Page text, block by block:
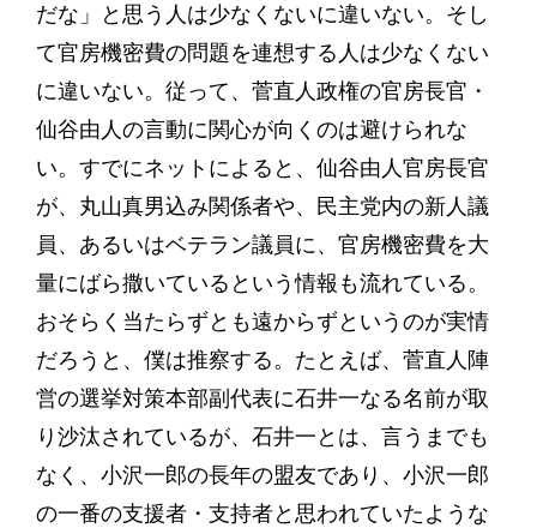
だな」と思う人は少なくないに違いない。そし
て官房機密費の問題を連想する人は少なくない
に違いない。従って、菅直人政権の官房長官・
仙谷由人の言動に関心が向くのは避けられな
い。すでにネットによると、仙谷由人官房長官
が、丸山真男込み関係者や、民主党内の新人議
員、あるいはベテラン議員に、官房機密費を大
量にばら撒いているという情報も流れている。
おそらく当たらずとも遠からずというのが実情
だろうと、僕は推察する。たとえば、菅直人陣
営の選挙対策本部副代表に石井一なる名前が取
り沙汰されているが、石井一とは、言うまでも
なく、小沢一郎の長年の盟友であり、小沢一郎
の一番の支援者・支持者と思われていたような